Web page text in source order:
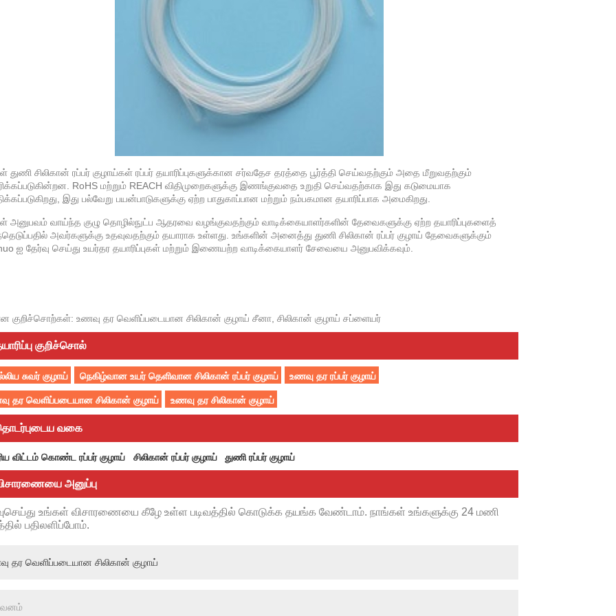
துணி சிலிகான் ரப்பர் குழாய்கள் ரப்பர் தயாரிப்புகளுக்கான சர்வதேச தரத்தை பூர்த்தி செய்வதற்கும் அதை மீறுவதற்கும்
RoHS மற்றும் REACH விதிமுறைகளுக்கு இணங்குவதை உறுதி செய்வதற்காக இது கடுமையாக
இது பல்வேறு பயன்பாடுகளுக்கு ஏற்ற பாதுகாப்பான மற்றும் நம்பகமான தயாரிப்பாக அமைகிறது.
அனுபவம் வாய்ந்த குழு தொழில்நுட்ப ஆதரவை வழங்குவதற்கும் வாடிக்கையாளர்களின் தேவைகளுக்கு ஏற்ற தயாரிப்புகளைத்
அவர்களுக்கு உதவுவதற்கும் தயாராக உள்ளது. உங்களின் அனைத்து துணி சிலிகான் ரப்பர் குழாய் தேவைகளுக்கும்
ஐ தேர்வு செய்து உயர்தர தயாரிப்புகள் மற்றும் இணையற்ற வாடிக்கையாளர் சேவையை அனுபவிக்கவும்.
குறிச்சொற்கள்: உணவு தர வெளிப்படையான சிலிகான் குழாய் சீனா, சிலிகான் குழாய் சப்ளையர்
குறிச்சொல்
சுவர் குழாய் நெகிழ்வான உயர் தெளிவான சிலிகான் ரப்பர் குழாய் உணவு தர ரப்பர் குழாய்
தர வெளிப்படையான சிலிகான் குழாய் உணவு தர சிலிகான் குழாய்
வகை
விட்டம் கொண்ட ரப்பர் குழாய் சிலிகான் ரப்பர் குழாய் துணி ரப்பர் குழாய்
அனுப்பு
உங்கள் விசாரணையை கீழே உள்ள படிவத்தில் கொடுக்க தயங்க வேண்டாம். நாங்கள் உங்களுக்கு 24 மணி
பதிலளிப்போம்.